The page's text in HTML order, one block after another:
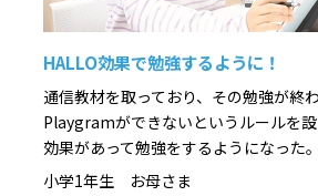
HALLO効果で勉強するように！
通信教材を取っており、その勉強が終
Playgramができないというルールを
効果があって勉強をするようになった。
小学1年生 お母さま